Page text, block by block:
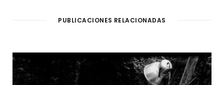
PUBLICACIONES RELACIONADAS